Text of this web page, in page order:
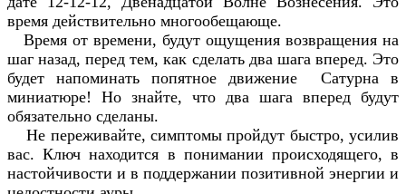
время действительно многообещающе.
Время от времени, будут ощущения возвращения на
шаг назад, перед тем, как сделать два шага вперед. Это
будет напоминать попятное движение Сатурна в
миниатюре! Но знайте, что два шага вперед будут
обязательно сделаны.
Не переживайте, симптомы пройдут быстро, усилив
вас. Ключ находится в понимании происходящего, в
настойчивости и в поддержании позитивной энергии и